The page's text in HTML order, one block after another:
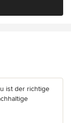
ist der richtige